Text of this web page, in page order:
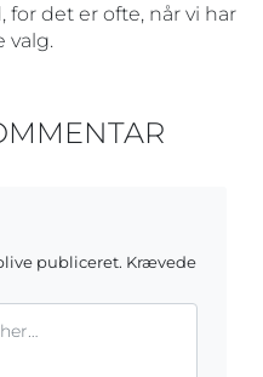
for det er ofte, når vi har
valg.
publiceret. Krævede